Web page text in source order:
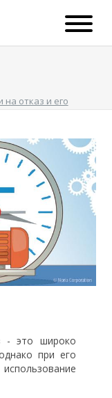
отказ и его
- это широко
при его